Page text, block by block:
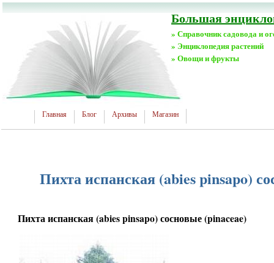
Большая
» Справочник садовода и
» Энциклопедия растений
» Овощи и фрукты
Главная Блог Архивы Магазин
Пихта испанская (abies pinsapo)
Пихта испанская (abies pinsapo) сосновые (pinaceae)